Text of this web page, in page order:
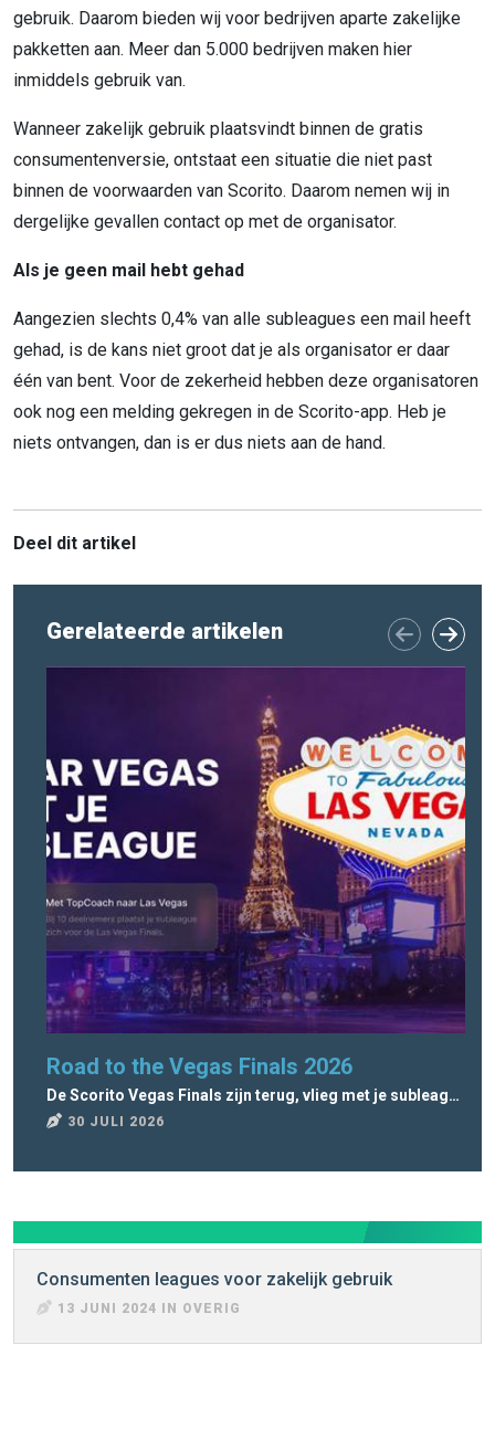
gebruik. Daarom bieden wij voor bedrijven aparte zakelijke
pakketten aan. Meer dan 5.000 bedrijven maken hier
inmiddels gebruik van.
Wanneer zakelijk gebruik plaatsvindt binnen de gratis
consumentenversie, ontstaat een situatie die niet past
binnen de voorwaarden van Scorito. Daarom nemen wij in
dergelijke gevallen contact op met de organisator.
Als je geen mail hebt gehad
Aangezien slechts 0,4% van alle subleagues een mail heeft
gehad, is de kans niet groot dat je als organisator er daar
één van bent. Voor de zekerheid hebben deze organisatoren
ook nog een melding gekregen in de Scorito-app. Heb je
niets ontvangen, dan is er dus niets aan de hand.
Deel dit artikel
Gerelateerde artikelen
Road to the Vegas Finals 2026
De Scorito Vegas Finals zijn terug, vlieg met je subleague naar Vegas!
30 JULI 2026
Consumenten leagues voor zakelijk gebruik
13 JUNI 2024 IN OVERIG